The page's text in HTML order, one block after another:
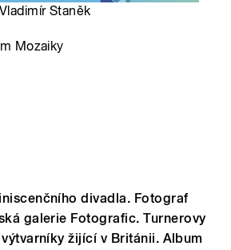
Staněk
Mozaiky
divadla. Fotograf
galerie Fotografic. Turnerovy
žijící v Británii. Album